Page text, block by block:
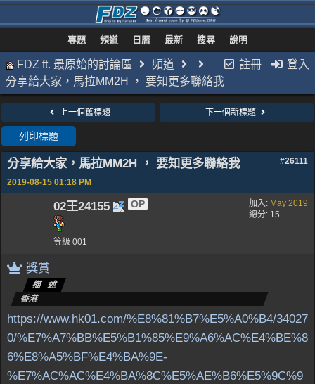
專題 頻道 日曆 最新 搜尋 說明
註冊 登入
FDZ ft. 最原始的討論區
頻道
分享給大家，馬拉MM2H ， 要知更多聯絡我
上一個舊標題 下一個新標題
列印標題
分享給大家，馬拉MM2H ， 要知更多聯絡我 #26111
2019-08-15 01:18 PM
加入: May 2019
總分: 15
02王24155 OP
等級 001
獎賞
描述
香港
https://www.hk01.com/%E8%81%B7%E5%A0%B4/34027
0/%E7%A7%BB%E5%B1%85%E9%A6%AC%E4%BE%8
6%E8%A5%BF%E4%BA%9E-
%E7%AC%AC%E4%BA%8C%E5%AE%B6%E5%9C%9